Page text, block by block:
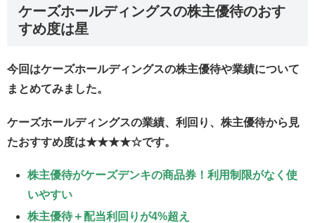
ケーズホールディングスの株主優待のおす
すめ度は星
今回はケーズホールディングスの株主優待や業績について
まとめてみました。
ケーズホールディングスの業績、利回り、株主優待から見
たおすすめ度は★★★★☆です。
株主優待がケーズデンキの商品券！利用制限がなく使
いやすい
株主優待＋配当利回りが4%超え